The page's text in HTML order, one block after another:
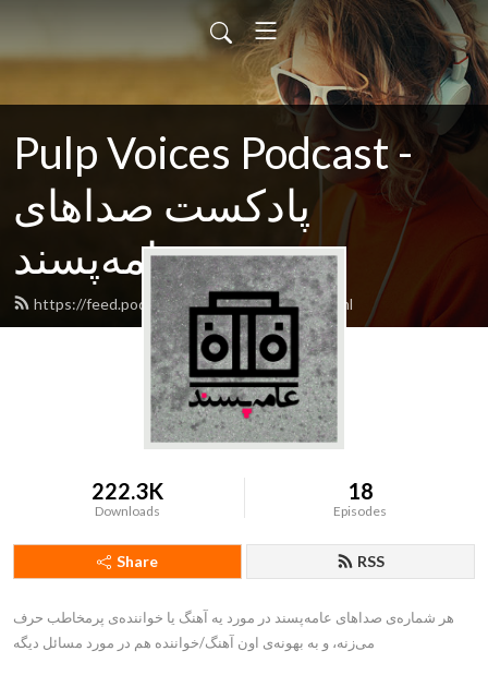
Pulp Voices Podcast -
پادکست صداهای
عامه‌پسند
https://feed.podbean.com/pulpvoices/feed.xml
222.3K
Downloads
18
Episodes
Share RSS
هر شماره‌ی صداهای عامه‌پسند در مورد یه آهنگ یا خواننده‌ی پرمخاطب حرف
می‌زنه، و به بهونه‌ی اون آهنگ/خواننده هم در مورد مسائل دیگه